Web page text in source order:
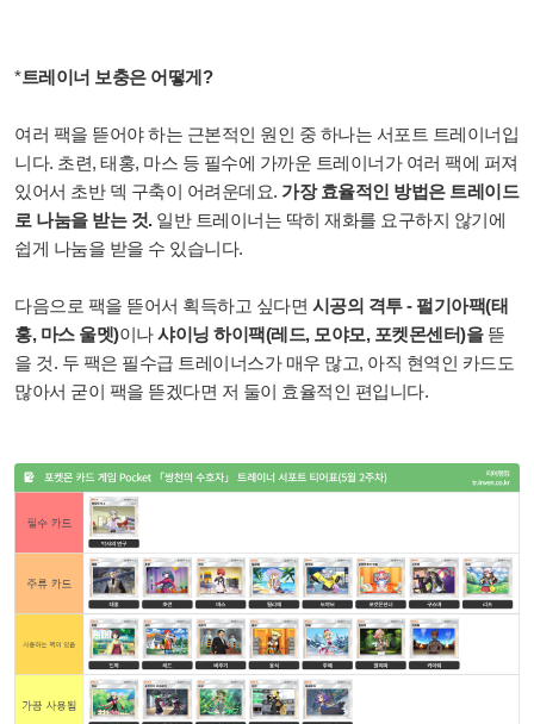
*트레이너 보충은 어떻게?
여러 팩을 뜯어야 하는 근본적인 원인 중 하나는 서포트 트레이너입
니다. 초련, 태홍, 마스 등 필수에 가까운 트레이너가 여러 팩에 퍼져
있어서 초반 덱 구축이 어려운데요. 가장 효율적인 방법은 트레이드
로 나눔을 받는 것. 일반 트레이너는 딱히 재화를 요구하지 않기에
쉽게 나눔을 받을 수 있습니다.
다음으로 팩을 뜯어서 획득하고 싶다면 시공의 격투 - 펄기아팩(태
홍, 마스 울멧)이나샤이닝 하이팩(레드, 모야모, 포켓몬센터)을뜯
을 것. 두 팩은 필수급 트레이너스가 매우 많고, 아직 현역인 카드도
많아서 굳이 팩을 뜯겠다면 저 둘이 효율적인 편입니다.